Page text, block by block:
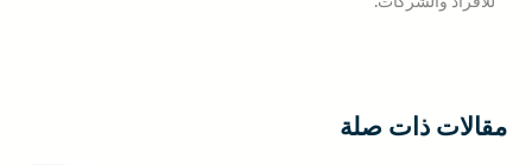
مقالات ذات صلة